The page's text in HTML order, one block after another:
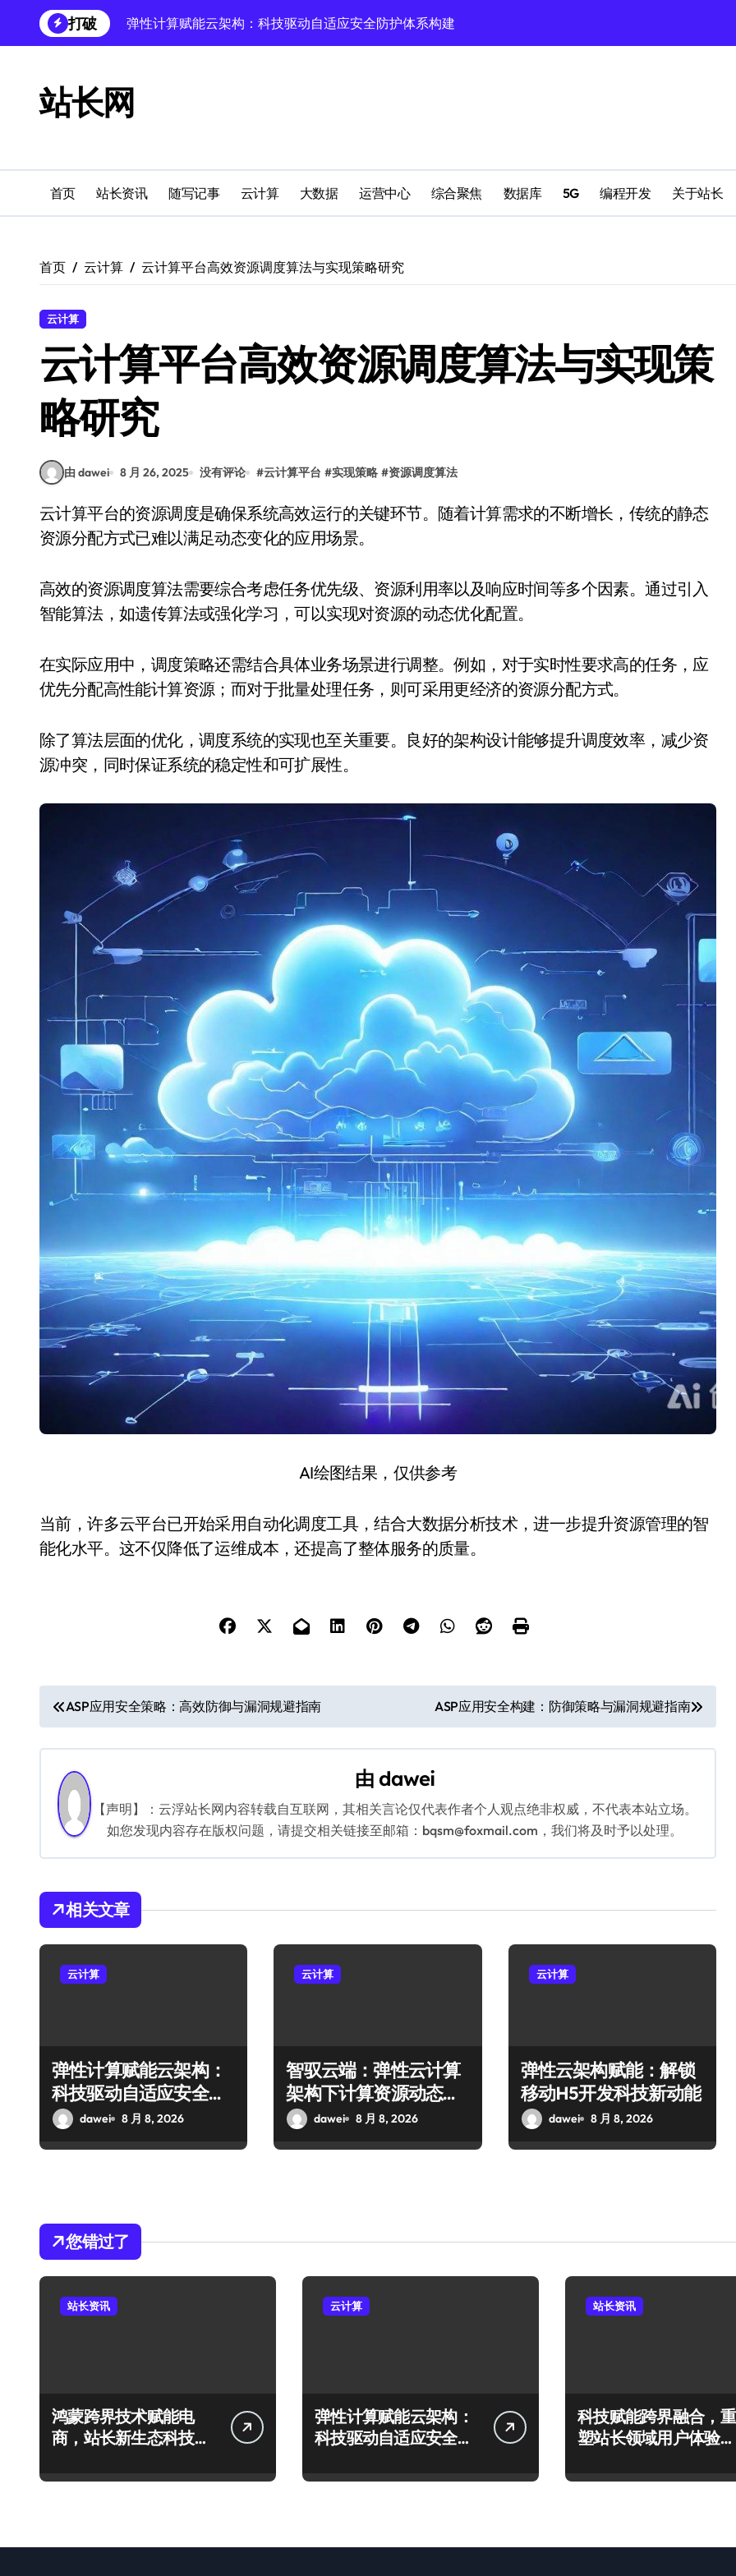
到
打破
科技赋能跨界融合，重塑站长领域用户体验新范式
跨界融合：技术革新驱动站长实践新科技风向标
科技赋能无障碍设计：数据库技术驱动多元融合新生态
蓝队视角：服务器技术融合赋能站长跨界科技新赛道
Android自动化视角：科技融合引领站长生态圈革新潮
鸿蒙跨界技术赋能电商，站长新生态科技启航新篇章
站长网
首页 站长资讯 随写记事 云计算 大数据 运营中心 综合聚焦 数据库 5G 编程开发 关于站长
首页 云计算 云计算平台高效资源调度算法与实现策略研究
云计算
云计算平台高效资源调度算法与实现策
略研究
由 dawei 8 月 26, 2025 没有评论 #云计算平台 #实现策略 #资源调度算法
云计算平台的资源调度是确保系统高效运行的关键环节。随着计算需求的不断增长，传统的静态
资源分配方式已难以满足动态变化的应用场景。
高效的资源调度算法需要综合考虑任务优先级、资源利用率以及响应时间等多个因素。通过引入
智能算法，如遗传算法或强化学习，可以实现对资源的动态优化配置。
在实际应用中，调度策略还需结合具体业务场景进行调整。例如，对于实时性要求高的任务，应
优先分配高性能计算资源；而对于批量处理任务，则可采用更经济的资源分配方式。
除了算法层面的优化，调度系统的实现也至关重要。良好的架构设计能够提升调度效率，减少资
源冲突，同时保证系统的稳定性和可扩展性。
AI绘图结果，仅供参考
当前，许多云平台已开始采用自动化调度工具，结合大数据分析技术，进一步提升资源管理的智
能化水平。这不仅降低了运维成本，还提高了整体服务的质量。
文
章
导
航
ASP应用安全策略：高效防御与漏洞规避指南 ASP应用安全构建：防御策略与漏洞规避指南
由 dawei
【声明】：云浮站长网内容转载自互联网，其相关言论仅代表作者个人观点绝非权威，不代表本站立场。
如您发现内容存在版权问题，请提交相关链接至邮箱：bqsm@foxmail.com，我们将及时予以处理。
相关文章
云计算
弹性计算赋能云架构：
科技驱动自适应安全防
护体系构建
dawei 8 月 8, 2026
云计算
智驭云端：弹性云计算
架构下计算资源动态智
能配置新策
dawei 8 月 8, 2026
云计算
弹性云架构赋能：解锁
移动H5开发科技新动能
dawei 8 月 8, 2026
您错过了
站长资讯
鸿蒙跨界技术赋能电
商，站长新生态科技启
云计算
弹性计算赋能云架构：
科技驱动自适应安全防
站长资讯
科技赋能跨界融合，重
塑站长领域用户体验新